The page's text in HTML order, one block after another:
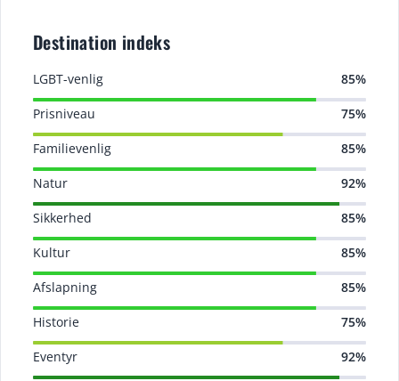
Destination indeks
LGBT-venlig 85%
Prisniveau 75%
Familievenlig 85%
Natur 92%
Sikkerhed 85%
Kultur 85%
Afslapning 85%
Historie 75%
Eventyr 92%